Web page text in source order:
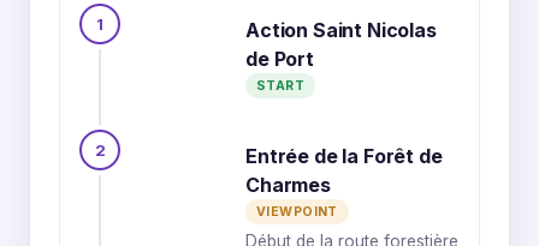
4
1
Action Saint Nicolas
de Port
START
2
Entrée de la Forêt de
Charmes
VIEWPOINT
Début de la route forestière